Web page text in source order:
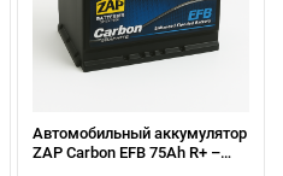
Автомобильный аккумулятор
ZAP Carbon EFB 75Ah R+ –